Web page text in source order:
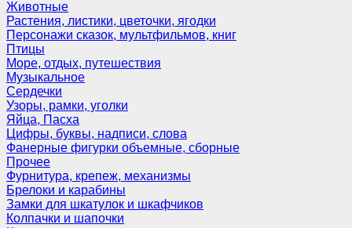
Животные
Растения, листики, цветочки, ягодки
Персонажи сказок, мультфильмов, книг
Птицы
Море, отдых, путешествия
Музыкальное
Сердечки
Узоры, рамки, уголки
Яйца, Пасха
Цифры, буквы, надписи, слова
Фанерные фигурки объемные, сборные
Прочее
Фурнитура, крепеж, механизмы
Брелоки и карабины
Замки для шкатулок и шкафчиков
Колпачки и шапочки